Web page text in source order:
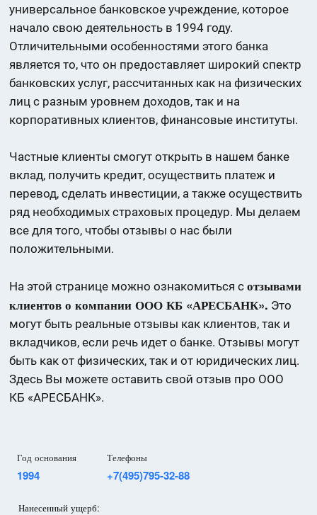
универсальное банковское учреждение, которое
начало свою деятельность в 1994 году.
Отличительными особенностями этого банка
является то, что он предоставляет широкий спектр
банковских услуг, рассчитанных как на физических
лиц с разным уровнем доходов, так и на
корпоративных клиентов, финансовые институты.
Частные клиенты смогут открыть в нашем банке
вклад, получить кредит, осуществить платеж и
перевод, сделать инвестиции, а также осуществить
ряд необходимых страховых процедур. Мы делаем
все для того, чтобы отзывы о нас были
положительными.
На этой странице можно ознакомиться с отзывами
клиентов о компании ООО КБ «АРЕСБАНК». Это
могут быть реальные отзывы как клиентов, так и
вкладчиков, если речь идет о банке. Отзывы могут
быть как от физических, так и от юридических лиц.
Здесь Вы можете оставить свой отзыв про ООО
КБ «АРЕСБАНК».
Год основания
1994
Телефоны
+7(495)795-32-88
Нанесенный ущерб: